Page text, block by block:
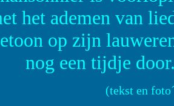
het ademen van
op zijn
nog een tijdje
(tekst en